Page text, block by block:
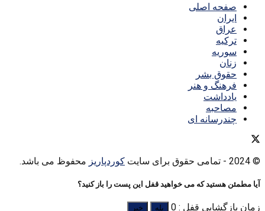
صفحه اصلی
ایران
عراق
ترکیه
سوریه
زنان
حقوق بشر
فرهنگ و هنر
یادداشت
مصاحبه
چندرسانه ای
© 2024 - تمامی حقوق برای سایت کوردپاریز محفوظ می باشد.
آیا مطمئن هستید که می خواهید قفل این پست را باز کنید؟
زمان بازگشایی قفل : 0 بله خیر